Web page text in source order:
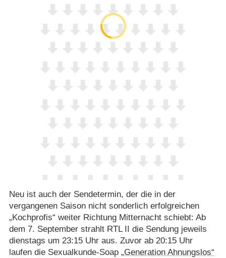
Neu ist auch der Sendetermin, der die in der
vergangenen Saison nicht sonderlich erfolgreichen
„Kochprofis“ weiter Richtung Mitternacht schiebt: Ab
dem 7. September strahlt RTL II die Sendung jeweils
dienstags um 23:15 Uhr aus. Zuvor ab 20:15 Uhr
laufen die Sexualkunde-Soap „Generation Ahnungslos“